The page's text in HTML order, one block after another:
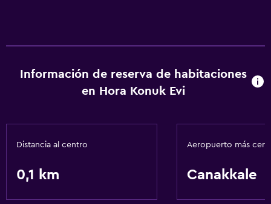
Información de reserva de habitaciones
en Hora Konuk Evi
Distancia al centro
0,1 km
Aeropuerto más
Canakkale